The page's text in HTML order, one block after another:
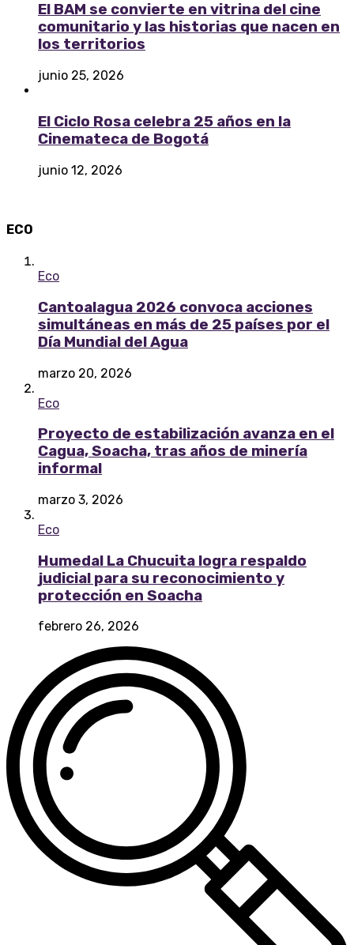
El BAM se convierte en vitrina del cine
comunitario y las historias que nacen en
los territorios
junio 25, 2026
El Ciclo Rosa celebra 25 años en la
Cinemateca de Bogotá
junio 12, 2026
ECO
Eco
Cantoalagua 2026 convoca acciones
simultáneas en más de 25 países por el
Día Mundial del Agua
marzo 20, 2026
Eco
Proyecto de estabilización avanza en el
Cagua, Soacha, tras años de minería
informal
marzo 3, 2026
Eco
Humedal La Chucuita logra respaldo
judicial para su reconocimiento y
protección en Soacha
febrero 26, 2026